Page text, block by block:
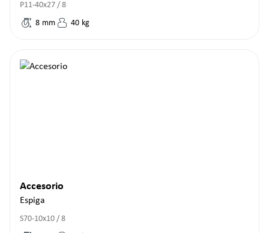
P11-40x27 / 8
8 mm 40 kg
Accesorio
Espiga
S70-10x10 / 8